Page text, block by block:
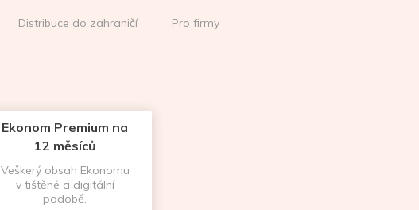
Distribuce do zahraničí Pro firmy
Ekonom Premium na
12 měsíců
Veškerý obsah Ekonomu
v tištěné a digitální
podobě.